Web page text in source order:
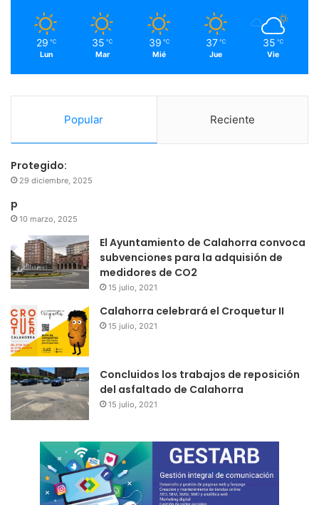
m
29 ℃
Lun
35 ℃
Mar
39 ℃
Mié
37 ℃
Jue
35 ℃
Vie
Popular Reciente
Protegido:
29 diciembre, 2025
p
10 marzo, 2025
El Ayuntamiento de Calahorra convoca
subvenciones para la adquisión de
medidores de CO2
15 julio, 2021
Calahorra celebrará el Croquetur II
15 julio, 2021
Concluidos los trabajos de reposición
del asfaltado de Calahorra
15 julio, 2021